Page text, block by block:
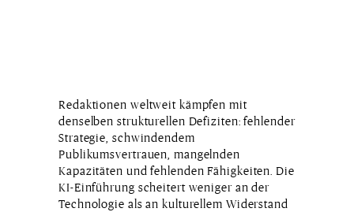
Redaktionen weltweit kämpfen mit
denselben strukturellen Defiziten: fehlender
Strategie, schwindendem
Publikumsvertrauen, mangelnden
Kapazitäten und fehlenden Fähigkeiten. Die
KI-Einführung scheitert weniger an der
Technologie als an kulturellem Widerstand